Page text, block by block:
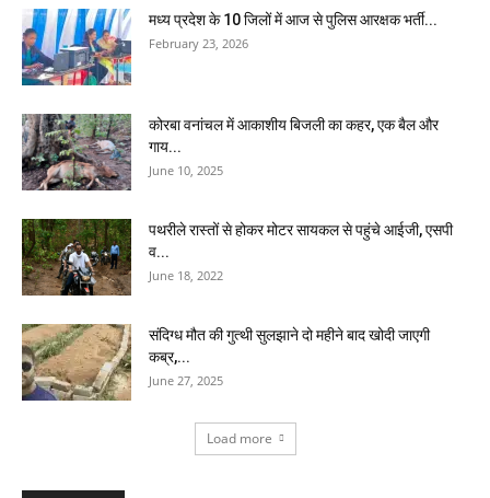
मध्य प्रदेश के 10 जिलों में आज से पुलिस आरक्षक भर्ती...
February 23, 2026
कोरबा वनांचल में आकाशीय बिजली का कहर, एक बैल और
गाय...
June 10, 2025
पथरीले रास्तों से होकर मोटर सायकल से पहुंचे आईजी, एसपी
व...
June 18, 2022
संदिग्ध मौत की गुत्थी सुलझाने दो महीने बाद खोदी जाएगी
कब्र,...
June 27, 2025
Load more